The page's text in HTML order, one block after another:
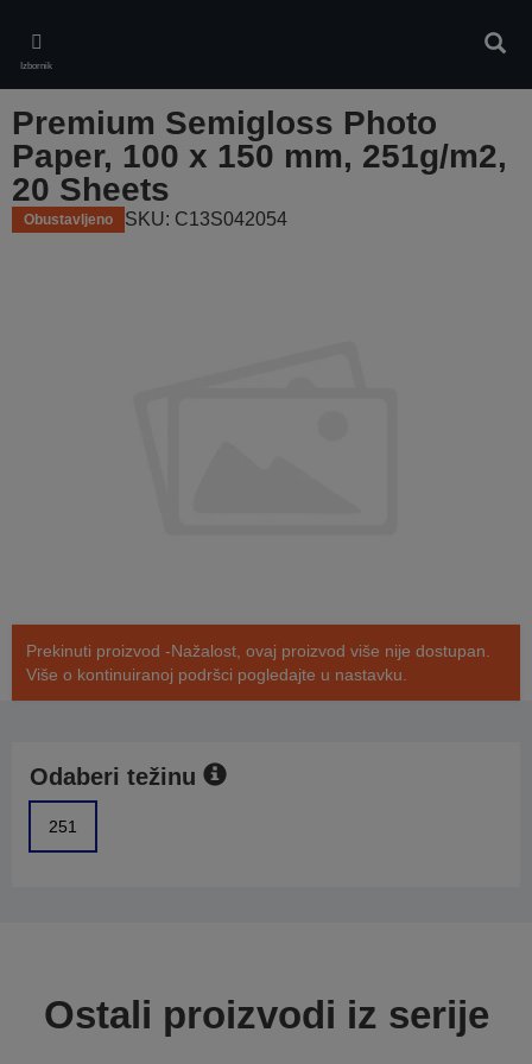
main
content
Izbornik
Premium Semigloss Photo
Paper, 100 x 150 mm, 251g/m2,
20 Sheets
Obustavljeno SKU: C13S042054
Prekinuti proizvod -Nažalost, ovaj proizvod više nije dostupan.
Više o kontinuiranoj podršci pogledajte u nastavku.
Odaberi težinu
251
Ostali proizvodi iz serije